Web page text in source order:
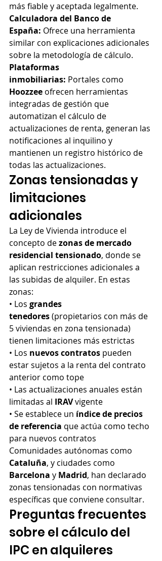
más fiable y aceptada legalmente.
Calculadora del Banco de
España: Ofrece una herramienta
similar con explicaciones adicionales
sobre la metodología de cálculo.
Plataformas
inmobiliarias: Portales como
Hoozzee ofrecen herramientas
integradas de gestión que
automatizan el cálculo de
actualizaciones de renta, generan las
notificaciones al inquilino y
mantienen un registro histórico de
todas las actualizaciones.
Zonas tensionadas y
limitaciones
adicionales
La Ley de Vivienda introduce el
concepto de zonas de mercado
residencial tensionado, donde se
aplican restricciones adicionales a
las subidas de alquiler. En estas
zonas:
• Los grandes
tenedores (propietarios con más de
5 viviendas en zona tensionada)
tienen limitaciones más estrictas
• Los nuevos contratos pueden
estar sujetos a la renta del contrato
anterior como tope
• Las actualizaciones anuales están
limitadas al IRAV vigente
• Se establece un índice de precios
de referencia que actúa como techo
para nuevos contratos
Comunidades autónomas como
Cataluña, y ciudades como
Barcelona y Madrid, han declarado
zonas tensionadas con normativas
específicas que conviene consultar.
Preguntas frecuentes
sobre el cálculo del
IPC en alquileres